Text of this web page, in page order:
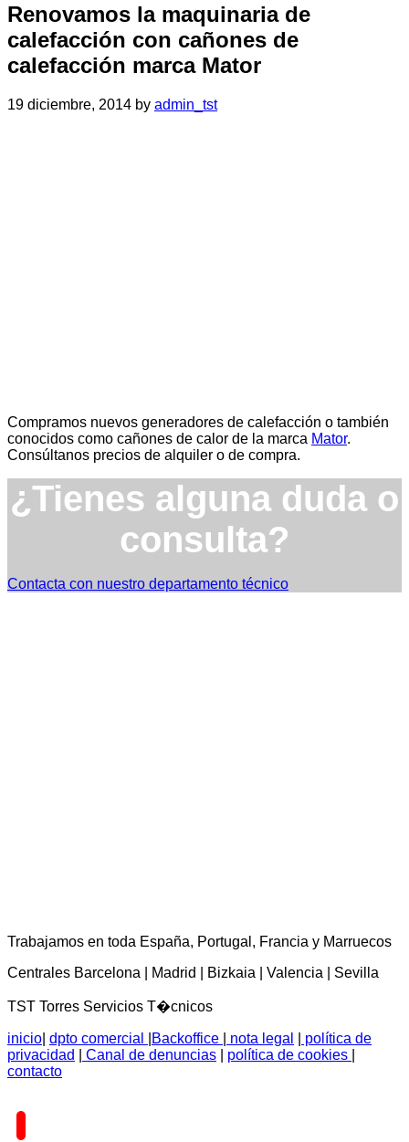
Renovamos la maquinaria de
calefacción con cañones de
calefacción marca Mator
19 diciembre, 2014 by admin_tst
Compramos nuevos generadores de calefacción o también
conocidos como cañones de calor de la marca Mator.
Consúltanos precios de alquiler o de compra.
¿Tienes alguna duda o
consulta?
Contacta con nuestro departamento técnico
Trabajamos en toda España, Portugal, Francia y Marruecos
Centrales Barcelona | Madrid | Bizkaia | Valencia | Sevilla
TST Torres Servicios T�cnicos
inicio dpto comercial Backoffice nota legal
política de
privacidad
Canal de denuncias política de cookies
contacto